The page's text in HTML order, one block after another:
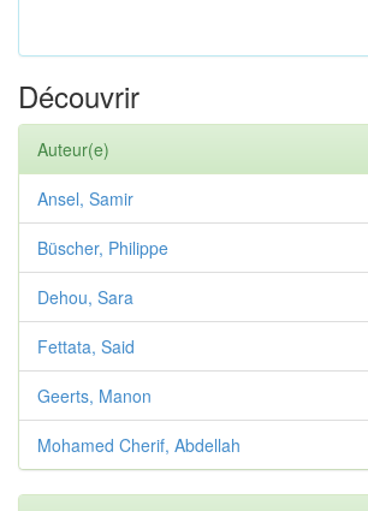
Découvrir
Auteur(e)
Ansel, Samir
Büscher, Philippe
Dehou, Sara
Fettata, Said
Geerts, Manon
Mohamed Cherif, Abdellah